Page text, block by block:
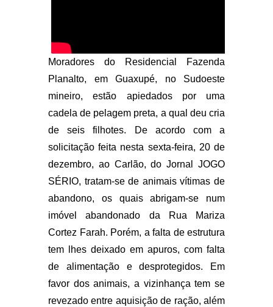
Moradores do Residencial Fazenda
Planalto, em Guaxupé, no Sudoeste
mineiro, estão apiedados por uma
cadela de pelagem preta, a qual deu cria
de seis filhotes. De acordo com a
solicitação feita nesta sexta-feira, 20 de
dezembro, ao Carlão, do Jornal JOGO
SÉRIO, tratam-se de animais vítimas de
abandono, os quais abrigam-se num
imóvel abandonado da Rua Mariza
Cortez Farah. Porém, a falta de estrutura
tem lhes deixado em apuros, com falta
de alimentação e desprotegidos. Em
favor dos animais, a vizinhança tem se
revezado entre aquisição de ração, além